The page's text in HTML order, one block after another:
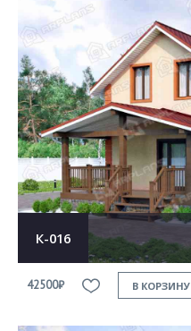
К-016
42500₽ В КОРЗИНУ